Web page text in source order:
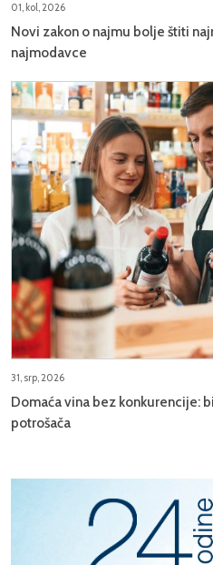
01, kol, 2026
Novi zakon o najmu bolje štiti
najmodavce
31, srp, 2026
Domaća vina bez konkurencije:
potrošača